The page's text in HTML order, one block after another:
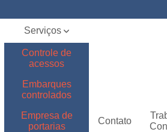
Serviços
Controle de
acessos
Embarques
controlados
Empresa de
portarias
Contato